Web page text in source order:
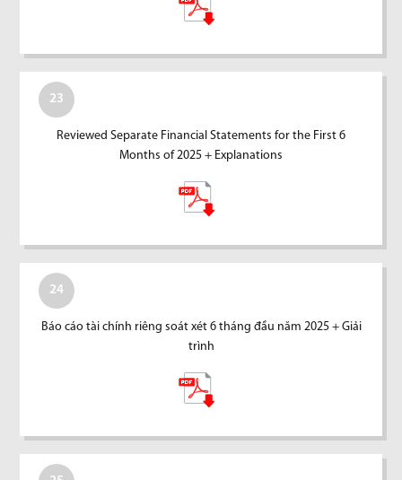
23
Reviewed Separate Financial Statements for the First 6
Months of 2025 + Explanations
24
Báo cáo tài chính riêng soát xét 6 tháng đầu năm 2025 + Giải
trình